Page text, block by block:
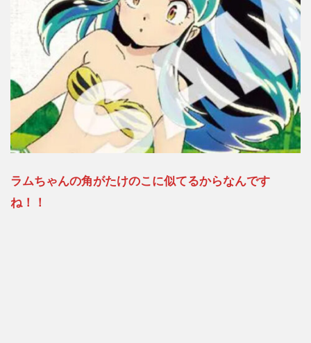
ラムちゃんの角がたけのこに似てるからなんです
ね！！